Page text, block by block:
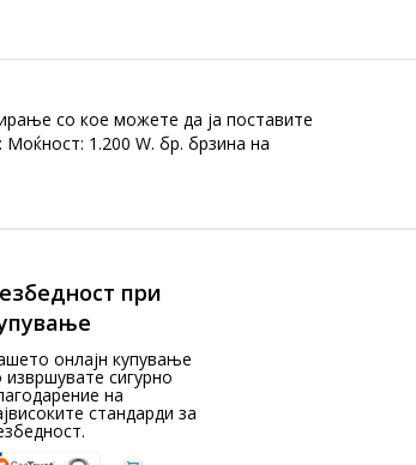
со кое можете да ја поставите
1.200 W. бр. брзина на
при
онлајн купување
извршувате сигурно
на
стандарди за